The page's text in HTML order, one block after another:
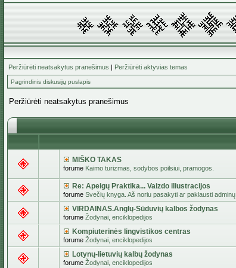
Peržiūrėti neatsakytus pranešimus | Peržiūrėti aktyvias temas
Pagrindinis diskusijų puslapis
Peržiūrėti neatsakytus pranešimus
MIŠKO TAKAS
forume Kaimo turizmas, sodybos poilsiui, pramogos.
Re: Apeigų Praktika... Vaizdo iliustracijos
forume Svečių knyga. Aš noriu pasakyti ar paklausti adminų
VIRDAINAS.Anglų-Sūduvių kalbos žodynas
forume Žodynai, enciklopedijos
Kompiuterinės lingvistikos centras
forume Žodynai, enciklopedijos
Lotynų-lietuvių kalbų žodynas
forume Žodynai, enciklopedijos